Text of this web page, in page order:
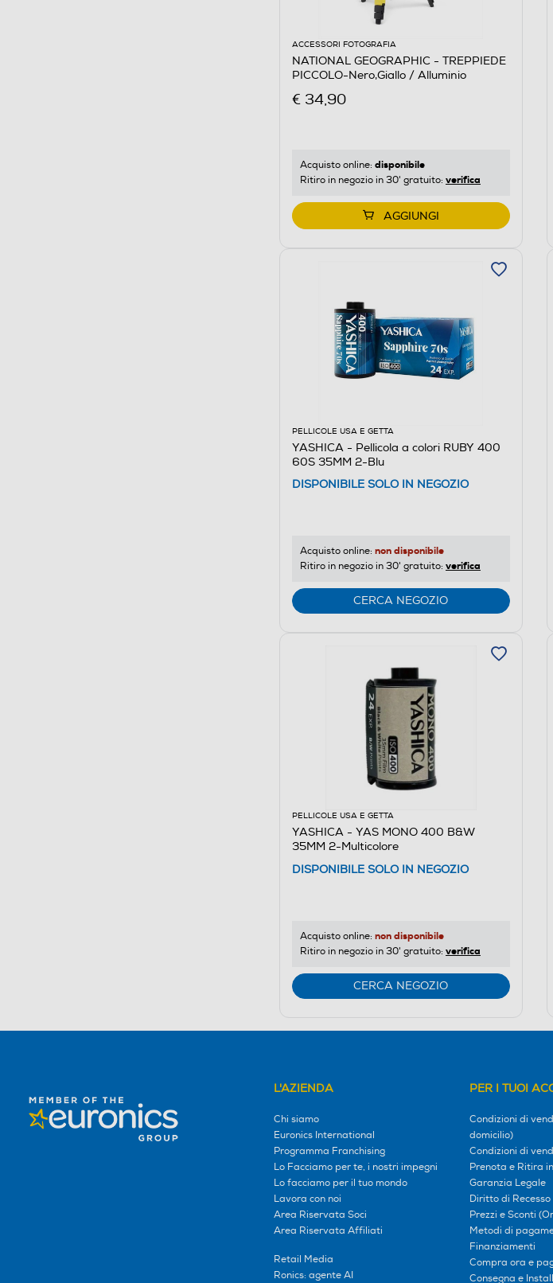
ACCESSORI FOTOGRAFIA
NATIONAL GEOGRAPHIC - TREPPIEDE
PICCOLO-Nero,Giallo / Alluminio
€ 34,90
Acquisto online: disponibile
Ritiro in negozio in 30' gratuito: verifica
AGGIUNGI
PELLICOLE USA E GETTA
YASHICA - Pellicola a colori RUBY 400
60S 35MM 2-Blu
DISPONIBILE SOLO IN NEGOZIO
Acquisto online: non disponibile
Ritiro in negozio in 30' gratuito: verifica
CERCA NEGOZIO
PELLICOLE USA E GETTA
YASHICA - YAS MONO 400 B&W
35MM 2-Multicolore
DISPONIBILE SOLO IN NEGOZIO
Acquisto online: non disponibile
Ritiro in negozio in 30' gratuito: verifica
CERCA NEGOZIO
L'AZIENDA
Chi siamo
Euronics International
Programma Franchising
Lo Facciamo per te, i nostri impegni
Lo facciamo per il tuo mondo
Lavora con noi
Area Riservata Soci
Area Riservata Affiliati
Retail Media
Ronics: agente AI
PER I TUOI
Condizioni di
domicilio)
Condizioni di
Prenota e Ritira
Garanzia Legale
Diritto di
Prezzi e Sconti
Metodi di
Finanziamenti
Compra ora e
Consegna e